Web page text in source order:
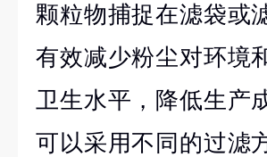
颗粒物捕捉在滤袋或
有效减少粉尘对环境
卫生水平，降低生产
可以采用不同的过滤